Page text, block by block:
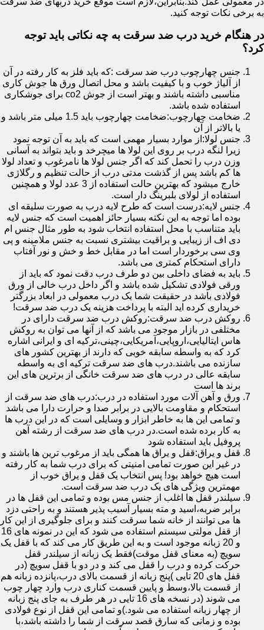
به برخی نکات توجه کنید.
در هنگام خرید درب ضد سرقت به چه نکاتی باید توجه
کرد؟
جنس چهارچوب درب ضد سرقت :که باید فلز به کار رفته در آن
از آلیاژ خوب و با کیفیت باشد و محل اتصال ورق ها جوش کاری
مناسبی داشته باشند و بهتر است از جوش co2 برای جوشکاری
استفاده شده باشد.
ضخامت چهارچوب:ضخامت چهارچوب باید 1.5 میلی متر باشد و
یا بالاتر از آن
جنس لولا:از موارد بسیار مهمی است که باید به آن توجه نمود
زیرا لنگه درب بر روی این لولا ها میچرخد و باید بتواند به آسانی
وزن درب را تحمل کند که اگر جنس لولا ها نامرغوب و تعداد لولا
ها کم باشد پس از گذشت مدتی درب از حالت تنظیم و رگلاژی
خارج میشود که بهترین حالت استفاده از 3 عدد لولا و همچنین
استفاده از لولای بلبرینگ دار است.
جنس لایه:درست است که طرح لایه درب به صورت سلیقه ای
بوده اما توجه به این نکته بسیار حائز اهمیت است که جنس لایه
باید متناسب با محل استفاده انتخاب شود به طور مثال جنس ام
دی اف از زیبایی و براقیت بیشتری نسبت به جنس ملامینه و پی
وی سی برخوردار است اما در مقابل خط و خش و نور آفتاب
دارای استحکام کمتری می باشد.
باید به فضای داخلی بین دو طرف درب دقت نمود که باید از
ورقی فولادی تشکیل شده باشد و اگر داخل درب خالی از ورق
فولادی باشد در حقیقت شما یک درب معمولی در ابعاد بزرگتر
خریداری کرده اید البته با پرداخت هزینه یک درب ضد سرقت!
روکش درب ضد سرقت:روکش درب ضد سرقت دارای در
مختلفی در بازار موجود می باشد که از آنها می توان به روکش
هاس ایتالیایی،اروپایی،آمریکایی،چینی،ترکیه ای و ایرانی اشاره
کرد که به واسطه سابقه خوبی که دارند از بهترین کشور های
سازنده می باشند.درب های ضد سرقت ترکیه ای به واسطه
سابقه عالی در درب های ضد سرقت خانگی از برترین های این
برند ها است
ورق و آهن آلات مورد استفاده در درب:درب های ضد سرقت از
استحکام و مقاومت بالایی در برابر صدا و حرارت دارا می باشد
و تمامی این ها به خاطر ابزار و وسایلی است که در این درب ها
به کار برده شده است.در درب های ضد سرقت از رشته آهن
پروفیل باید استفاده شود
قفل و یراق:قفل و یراق ها همگی باید از مرغوب ترین ها باشند و
در غیر این صورت تمامی امنیتی که برای درب شما به کار رفته
است هیچ خواهد بود! پس انتخاب یک قفل و یراق خوب از
مهمترین ویژگی های یک درب ضد سرقت است.
سیلندر قفل ها اغلب از جنس مس بوده و تمامی این قفل ها در
برابر ضربه،اسید و مته بسیار آسیب پذیر هستند و به راحتی دزد
ها می توانند از خانه شما سرقت کنند و برای جلوگیری از این کار
از قفل مولتی سیستم استفاده می شود که این در نمونه های 16
و 20 زبانه موجود است و به این طریق کار می کند که با قفل یک
سویچ (به معنای قفل موقت)فقط یک زبانه از سیلندر قفل
حرکت کرده و درب را قفل می کند و در دو با قفل سویچ (در
قفل های 20 تایی )پنج زبانه از قسمت بالای درب،پانزده زبانه هم
از قسمت بالا،وسط و پایین قسمت کناری درب وارد چهار چوب
می شوند (در نسخه های 16 تایی در هر طرف به جای پنج زبانه
از چهار زبانه استفاده می شود.)و تمامی این قفل از نوع فولادی
بوده و زمانی که سارق قصد سرقت از شما را داشته باشد،با